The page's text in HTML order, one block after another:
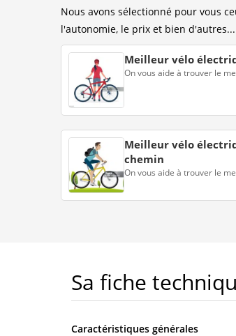
Nous avons sélectionné pour vous
l'autonomie, le prix et bien d'autres...
Meilleur vélo
On vous aide à trouver le
Meilleur vélo
chemin
On vous aide à trouver le
Sa fiche
Caractéristiques générales